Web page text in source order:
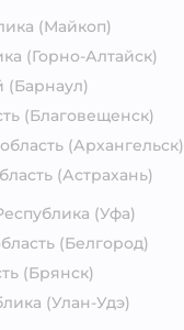
(Майкоп)
(Горно-Алтайск)
(Барнаул)
(Благовещенск)
(Архангельск)
(Астрахань)
(Уфа)
(Белгород)
(Брянск)
(Улан-Удэ)